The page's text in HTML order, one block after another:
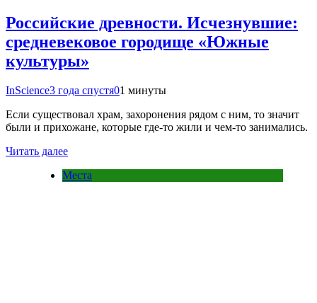
Российские древности. Исчезнувшие:
средневековое городище «Южные
культуры»
InScience3 года спустя01 минуты
Если существовал храм, захоронения рядом с ним, то значит
были и прихожане, которые где-то жили и чем-то занимались.
Читать далее
Места